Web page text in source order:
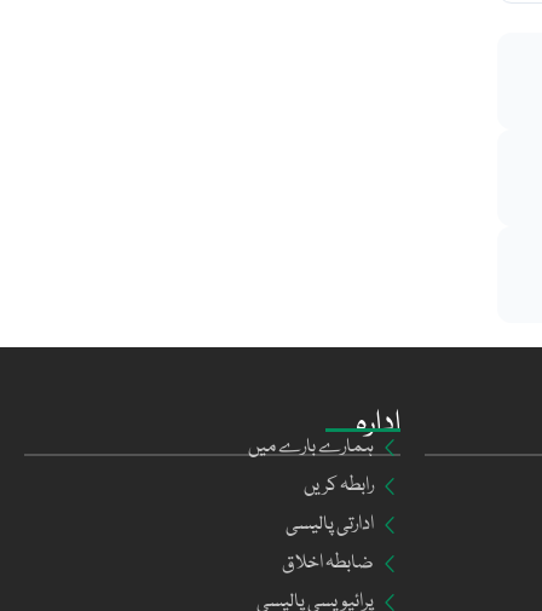
ادارہ
ہمارے بارے میں
رابطہ کریں
ادارتی پالیسی
ضابطہ اخلاق
پرائیویسی پالیسی